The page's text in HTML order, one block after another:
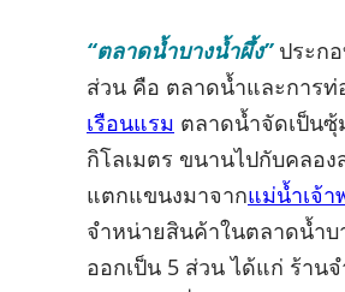
“ตลาดน้ำบางน้ำผึ้ง” ประก
ส่วน คือ ตลาดน้ำและการท่
เรือนแรม ตลาดน้ำจัดเป็นซุ้
กิโลเมตร ขนานไปกับคลอง
แตกแขนงมาจากแม่น้ำเจ้า
จำหน่ายสินค้าในตลาดน้ำบ
ออกเป็น 5 ส่วน ได้แก่ ร้าน